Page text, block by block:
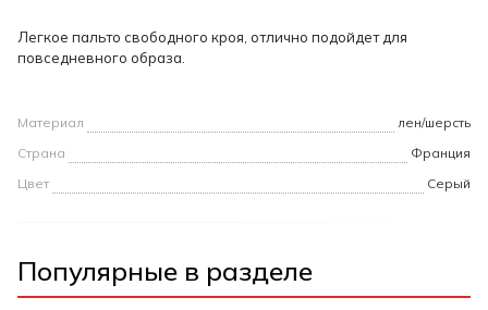
Легкое пальто свободного кроя, отлично подойдет для
повседневного образа.
Материал
лен/шерсть
Страна
Франция
Цвет
Серый
Популярные в разделе